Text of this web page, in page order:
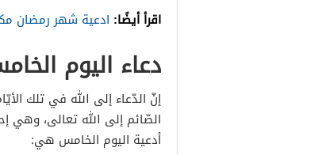
اقرأ أيضًا: ادعية شهر رمضان
دعاء اليوم
إنّ الدّعاء إلى الله في تلك
الصّائم إلى الله تعالى، وهي
أدعية اليوم الخامس هي: